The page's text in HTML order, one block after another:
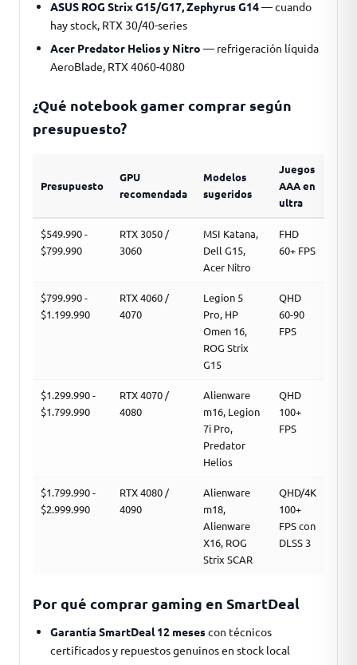
ASUS ROG Strix G15/G17, Zephyrus G14— cuando
hay stock, RTX 30/40-series
Acer Predator Helios y Nitro — refrigeración líquida
AeroBlade, RTX 4060-4080
¿Qué notebook gamer comprar según
presupuesto?
Presupuesto
GPU
recomendada
Modelos
sugeridos
Juegos
AAA en
ultra
$549.990 -
$799.990
RTX 3050 /
3060
MSI Katana,
Dell G15,
Acer Nitro
FHD
60+ FPS
$799.990 -
$1.199.990
RTX 4060 /
4070
Legion 5
Pro, HP
Omen 16,
ROG Strix
G15
QHD
60-90
FPS
$1.299.990 -
$1.799.990
RTX 4070 /
4080
Alienware
m16, Legion
7i Pro,
Predator
Helios
QHD
100+
FPS
$1.799.990 -
$2.999.990
RTX 4080 /
4090
Alienware
m18,
Alienware
X16, ROG
Strix SCAR
QHD/4K
100+
FPS con
DLSS 3
Por qué comprar gaming en SmartDeal
Garantía SmartDeal 12 mesescon técnicos
certificados y repuestos genuinos en stock local